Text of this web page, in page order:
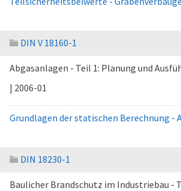
DIN V 18160-1
Abgasanlagen - Teil 1: Planung und
| 2006-01
Grundlagen der statischen Berechnung -
DIN 18230-1
Baulicher Brandschutz im Industriebau -